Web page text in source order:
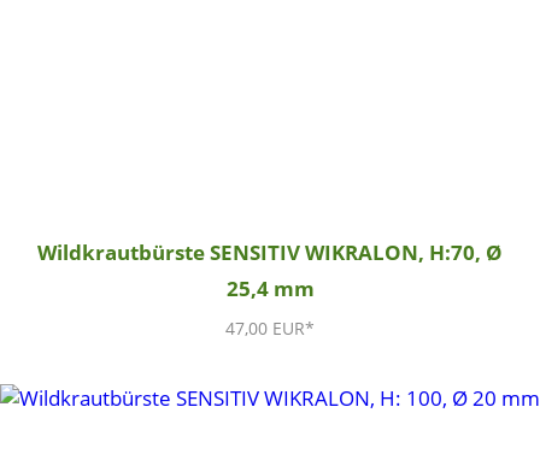
Wildkrautbürste SENSITIV WIKRALON, H:70, Ø
25,4 mm
47,00 EUR*